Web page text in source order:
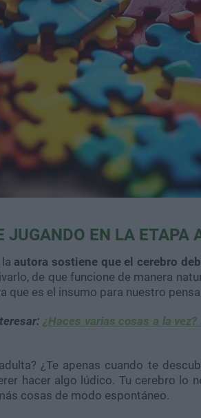
JUGANDO EN LA ETAPA
autora sostiene que el cerebro
de que funcione de manera
que es el insumo para nuestro
¿Haces varias cosas a la
¿Te apenas cuando te
hacer algo lúdico. Tu cerebro lo
cosas de modo espontáneo.